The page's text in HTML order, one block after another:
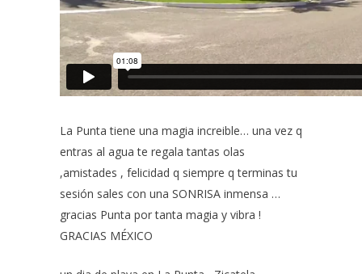
La Punta tiene una magia increible… una vez q
entras al agua te regala tantas olas
,amistades , felicidad q siempre q terminas tu
sesión sales con una SONRISA inmensa …
gracias Punta por tanta magia y vibra !
GRACIAS MÉXICO